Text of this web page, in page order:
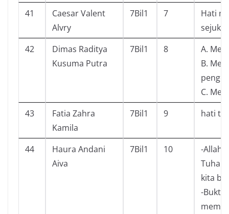
41
Caesar Valent
Alvry
7Bil1 7
Hati
sejuk.
42
Dimas Raditya
Kusuma Putra
7Bil1 8
A.
B.
C.
43
Fatia Zahra
Kamila
7Bil1 9 hati
44
Haura Andani
Aiva
7Bil1 10
-Allah
Tuhan
kita
-Bukti